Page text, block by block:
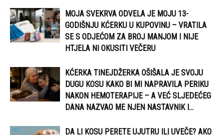
MOJA SVEKRVA ODVELA JE MOJU 13-
GODIŠNJU KĆERKU U KUPOVINU – VRATILA
SE S ODJEĆOM ZA BROJ MANJOM I NIJE
HTJELA NI OKUSITI VEČERU
KĆERKA TINEJDŽERKA OŠIŠALA JE SVOJU
DUGU KOSU KAKO BI MI NAPRAVILA PERIKU
NAKON HEMOTERAPIJE – A VEĆ SLJEDEĆEG
DANA NAZVAO ME NJEN NASTAVNIK I...
DA LI KOSU PERETE UJUTRU ILI UVEČE? AKO